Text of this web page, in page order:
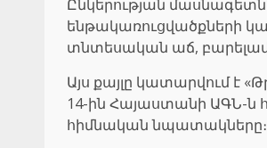
Ընկերության
ենթակառուցվածքների
տնտեսական աճ,
Այս քայլը կատարվում է
14-ին Հայաստանի ԱԳՆ-ն
հիմնական նպատակները։